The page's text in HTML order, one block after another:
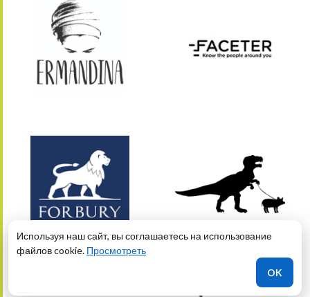
Используя наш сайт, вы соглашаетесь на использование
файлов cookie. Просмотреть
OK